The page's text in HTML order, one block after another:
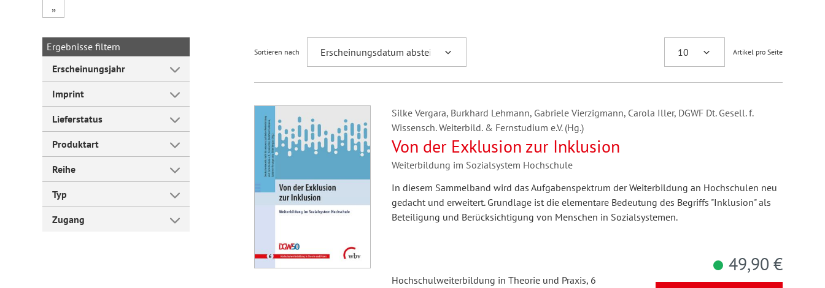
Forum Arbeitslehre
„
Ergebnisse filtern
Erscheinungsjahr
Imprint
Lieferstatus
Produktart
Reihe
Typ
Zugang
Sortieren nach Artikel pro Seite
Silke Vergara, Burkhard Lehmann, Gabriele Vierzigmann, Carola Iller, DGWF Dt. Gesell. f.
Wissensch. Weiterbild. & Fernstudium e.V. (Hg.)
Von der Exklusion zur Inklusion
Weiterbildung im Sozialsystem Hochschule
In diesem Sammelband wird das Aufgabenspektrum der Weiterbildung an Hochschulen neu
gedacht und erweitert. Grundlage ist die elementare Bedeutung des Begriffs "Inklusion" als
Beteiligung und Berücksichtigung von Menschen in Sozialsystemen.
Hochschulweiterbildung in Theorie und Praxis, 6
49,90 €